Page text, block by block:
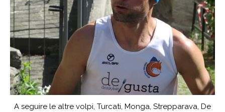
A seguire le altre volpi, Turcati, Monga, Strepparava, De